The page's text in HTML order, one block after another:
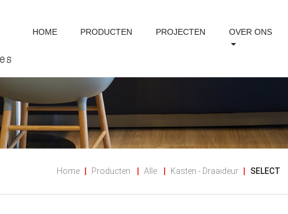
HOME PRODUCTEN PROJECTEN OVER ONS
Home Producten Alle Kasten - Draaideur SELECT